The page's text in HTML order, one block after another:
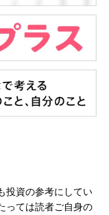
投資の参考にしてい
っては読者ご自身の